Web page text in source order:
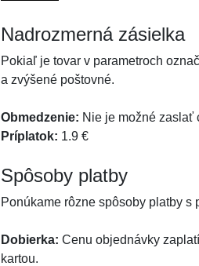
Nadrozmerná zásielka
Pokiaľ je tovar v parametroch
a zvýšené poštovné.
Obmedzenie: Nie je možné zaslať
Príplatok: 1.9 €
Spôsoby platby
Ponúkame rôzne spôsoby platby s
Dobierka: Cenu objednávky
kartou.